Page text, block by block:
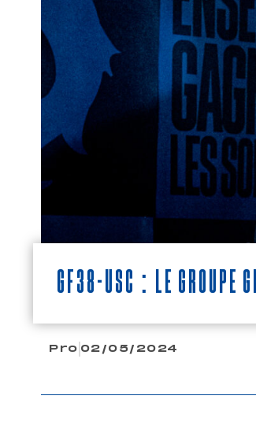
GF38-USC : LE GROUPE
Pro 02/05/2024